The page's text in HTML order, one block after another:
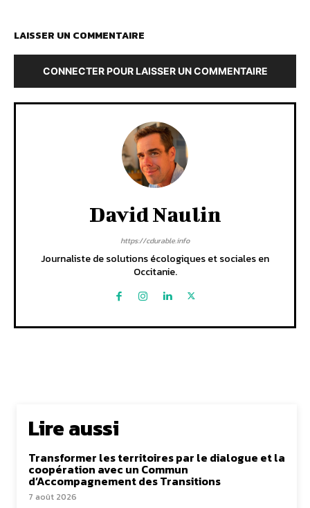
LAISSER UN COMMENTAIRE
CONNECTER POUR LAISSER UN COMMENTAIRE
David Naulin
https://cdurable.info
Journaliste de solutions écologiques et sociales en
Occitanie.
Lire aussi
Transformer les territoires par le dialogue et la
coopération avec un Commun
d’Accompagnement des Transitions
7 août 2026